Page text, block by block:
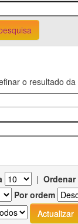
o resultado da
|
Por ordem